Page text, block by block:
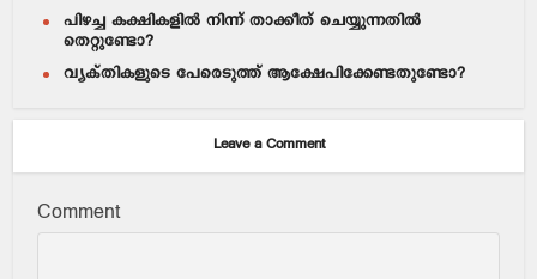
പിഴച്ച കക്ഷികളില്‍ നിന്ന് താക്കീത് ചെയ്യുന്നതില്‍
തെറ്റുണ്ടോ?
വ്യക്തികളുടെ പേരെടുത്ത് ആക്ഷേപിക്കേണ്ടതുണ്ടോ?
Leave a Comment
Comment